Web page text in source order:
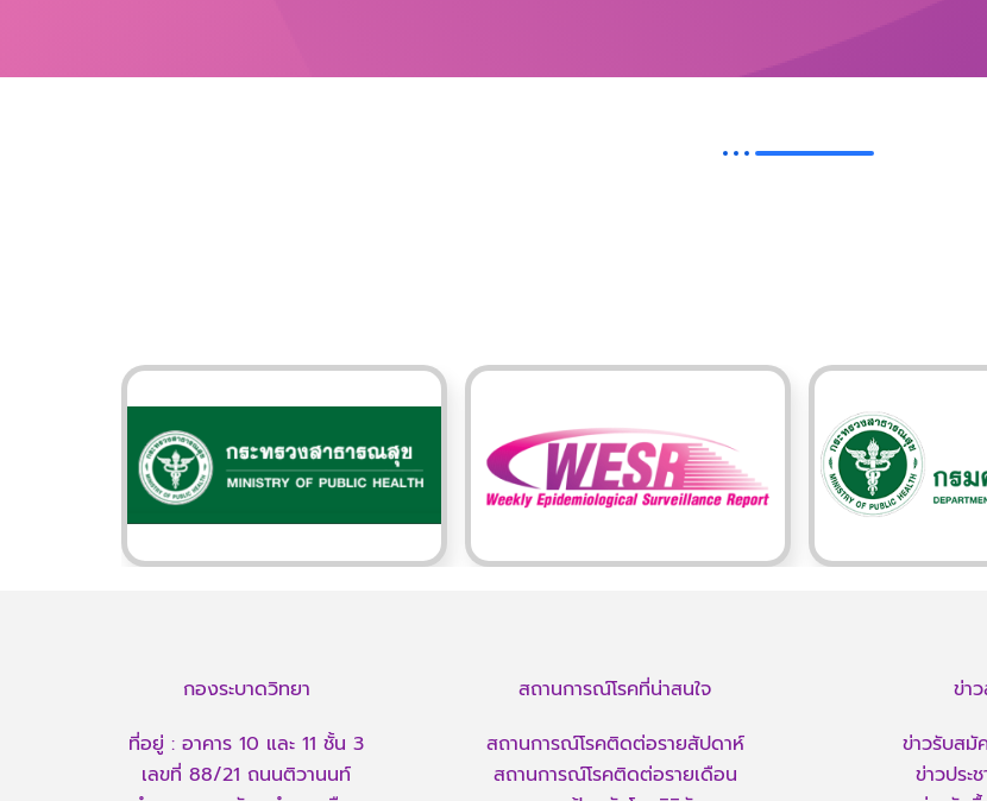
กองระบาดวิทยา
ที่อยู่ : อาคาร 10 และ 11 ชั้น 3
เลขที่ 88/21 ถนนติวานนท์
สถานการณ์โรคที่น่าสนใจ
สถานการณ์โรคติดต่อรายสัปดาห์
สถานการณ์โรคติดต่อรายเดือน
ข่า
ข่าวรับสมั
ข่าวประ